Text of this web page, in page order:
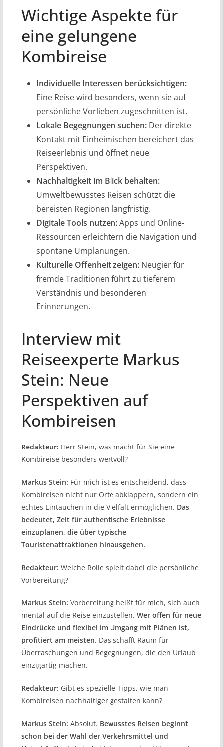
Wichtige Aspekte für
eine gelungene
Kombireise
Individuelle Interessen berücksichtigen:
Eine Reise wird besonders, wenn sie auf
persönliche Vorlieben zugeschnitten ist.
Lokale Begegnungen suchen:Der direkte
Kontakt mit Einheimischen bereichert das
Reiseerlebnis und öffnet neue
Perspektiven.
Nachhaltigkeit im Blick behalten:
Umweltbewusstes Reisen schützt die
bereisten Regionen langfristig.
Digitale Tools nutzen:Apps und Online-
Ressourcen erleichtern die Navigation und
spontane Umplanungen.
Kulturelle Offenheit zeigen:Neugier für
fremde Traditionen führt zu tieferem
Verständnis und besonderen
Erinnerungen.
Interview mit
Reiseexperte Markus
Stein: Neue
Perspektiven auf
Kombireisen
Redakteur: Herr Stein, was macht für Sie eine
Kombireise besonders wertvoll?
Markus Stein: Für mich ist es entscheidend, dass
Kombireisen nicht nur Orte abklappern, sondern ein
echtes Eintauchen in die Vielfalt ermöglichen. Das
bedeutet, Zeit für authentische Erlebnisse
einzuplanen, die über typische
Touristenattraktionen hinausgehen.
Redakteur: Welche Rolle spielt dabei die persönliche
Vorbereitung?
Markus Stein: Vorbereitung heißt für mich, sich auch
mental auf die Reise einzustellen. Wer offen für neue
Eindrücke und flexibel im Umgang mit Plänen ist,
profitiert am meisten. Das schafft Raum für
Überraschungen und Begegnungen, die den Urlaub
einzigartig machen.
Redakteur: Gibt es spezielle Tipps, wie man
Kombireisen nachhaltiger gestalten kann?
Markus Stein: Absolut. Bewusstes Reisen beginnt
schon bei der Wahl der Verkehrsmittel und